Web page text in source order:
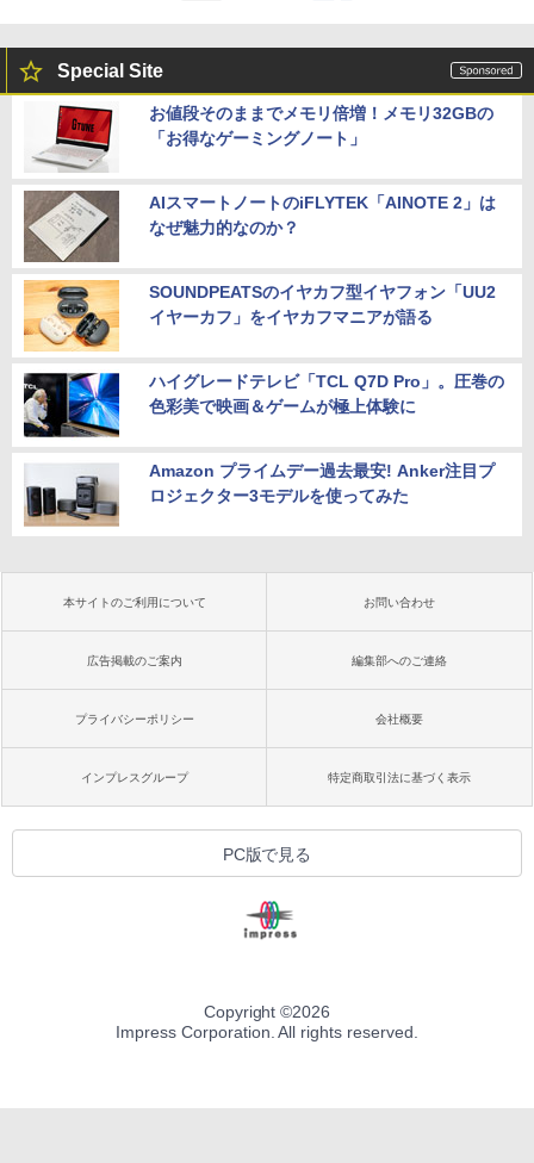
Special Site
お値段そのままでメモリ倍増！メモリ32GBの
「お得なゲーミングノート」
AIスマートノートのiFLYTEK「AINOTE 2」は
なぜ魅力的なのか？
SOUNDPEATSのイヤカフ型イヤフォン「UU2
イヤーカフ」をイヤカフマニアが語る
ハイグレードテレビ「TCL Q7D Pro」。圧巻の
色彩美で映画＆ゲームが極上体験に
Amazon プライムデー過去最安! Anker注目プ
ロジェクター3モデルを使ってみた
本サイトのご利用について お問い合わせ
広告掲載のご案内 編集部へのご連絡
プライバシーポリシー 会社概要
インプレスグループ 特定商取引法に基づく表示
PC版で見る
Copyright ©2026
Impress Corporation. All rights reserved.